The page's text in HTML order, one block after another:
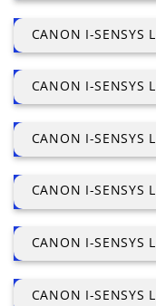
CANON I-SENSYS
CANON I-SENSYS
CANON I-SENSYS
CANON I-SENSYS
CANON I-SENSYS
CANON I-SENSYS